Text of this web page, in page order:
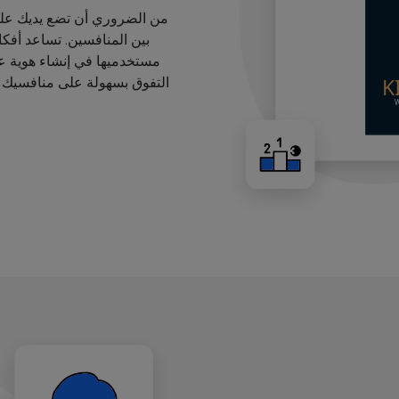
من الضروري أن تضع يديك
بين المنافسين. تساعد
مستخدميها في إنشاء هوية
التفوق بسهولة على منافسيك